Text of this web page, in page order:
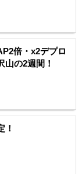
倍・x2デプロ
山の2週間！
！